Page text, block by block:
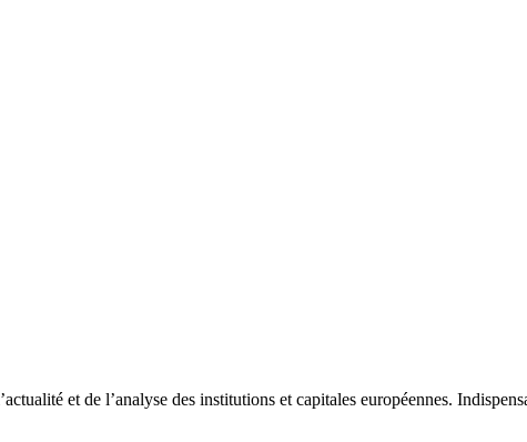
et de l’analyse des institutions et capitales européennes.